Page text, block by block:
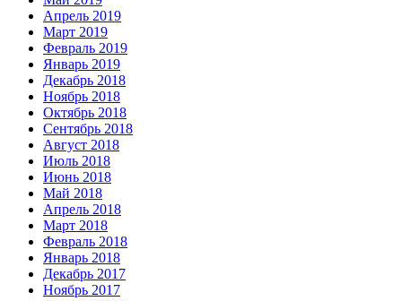
Апрель 2019
Март 2019
Февраль 2019
Январь 2019
Декабрь 2018
Ноябрь 2018
Октябрь 2018
Сентябрь 2018
Август 2018
Июль 2018
Июнь 2018
Май 2018
Апрель 2018
Март 2018
Февраль 2018
Январь 2018
Декабрь 2017
Ноябрь 2017